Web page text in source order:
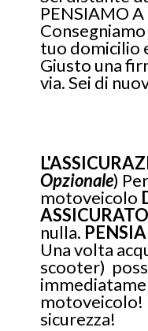
PENSIAMO
tuo domicilio
Giusto una
via. Sei di
Opzionale)
motoveicolo
ASSICURATO
nulla.
Una volta
scooter)
motoveicolo!
sicurezza!